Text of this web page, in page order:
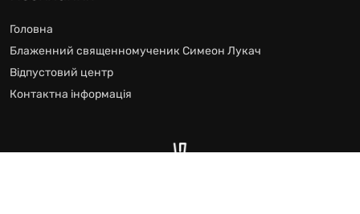
Головна
Блаженний священномученик Симеон Лукач
Відпустовий центр
Контактна інформація